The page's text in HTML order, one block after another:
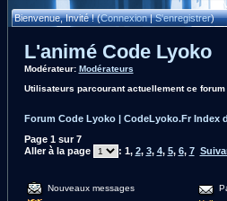
Bienvenue, Invité ! (Connexion|S'enregistrer)
L'animé Code Lyoko
Modérateur: Modérateurs
Utilisateurs parcourant actuellement ce forum
Forum Code Lyoko | CodeLyoko.Fr Index
Page 1sur7
Aller à la page
: 1, 2, 3, 4, 5, 6, 7
Nouveaux messages